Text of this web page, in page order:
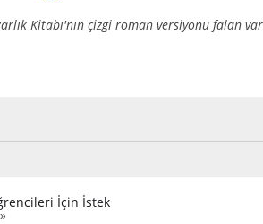
Kitabı'nın çizgi roman versiyonu falan
İçin İstek